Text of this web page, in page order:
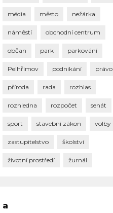
média město nežárka
náměstí obchodní centrum
občan park parkování
Pelhřimov podnikání právo
příroda rada rozhlas
rozhledna rozpočet senát
sport stavební zákon volby
zastupitelstvo školství
životní prostředí žurnál
a